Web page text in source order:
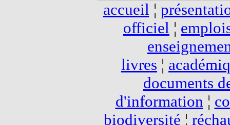
accueil ¦
officiel ¦
livres ¦
documents
d'information ¦
biodiversité ¦